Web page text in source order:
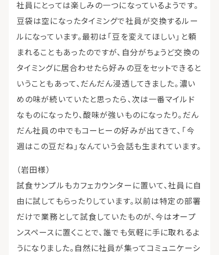
社員にとっては楽しみの一つになっているようです。
豆袋は空になったタイミングで社員が交換するルー
ルになっています。最初は「豆を変えてほしい」と頼
まれることもあったのですが、自分がちょうど交換の
タイミングに居合わせたら好みの豆をセットできると
いうこともあって、だんだん浸透してきました。濃い
めの味が続いていたと思ったら、次は一番マイルド
なものになったり、酸味が強いものになったり。だん
だん社員の中でもコーヒーの好みが出てきて、「今
週はこの豆だね」なんていう会話も生まれています。
（岩田様）
試食サンプルもカフェカウンターに置いて、社員に自
由に試してもらったりしています。以前は特定の部署
だけで業務として試食していたものが、今はオープ
ンスペースに置くことで、誰でも気軽に手に取れるよ
うになりました。自然に社員が集ってコミュニケーシ